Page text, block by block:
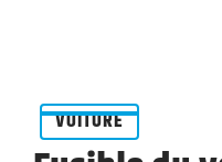
VOITURE